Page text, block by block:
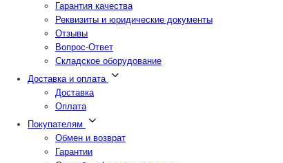
Гарантия качества
Реквизиты и юридические документы
Отзывы
Вопрос-Ответ
Складское оборудование
Доставка и оплата
Доставка
Оплата
Покупателям
Обмен и возврат
Гарантии